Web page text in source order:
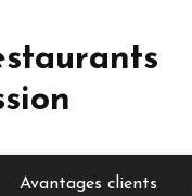
Avantages clients